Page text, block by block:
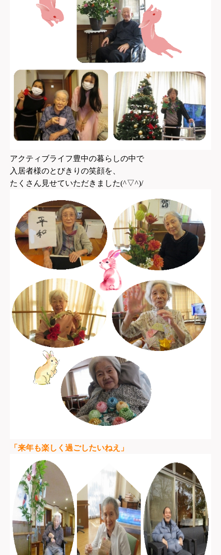
アクティブライフ豊中の暮らしの中で
入居者様のとびきりの笑顔を、
たくさん見せていただきました(^▽^)/
「来年も楽しく過ごしたいねえ」